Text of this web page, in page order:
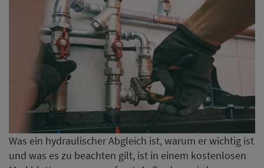
Was ein hydraulischer Abgleich ist, warum er wichtig ist
und was es zu beachten gilt, ist in einem kostenlosen